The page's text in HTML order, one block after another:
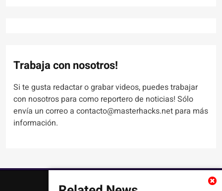
Trabaja con nosotros!
Si te gusta redactar o grabar videos, puedes trabajar
con nosotros para como reportero de noticias! Sólo
envía un correo a contacto@masterhacks.net para más
información.